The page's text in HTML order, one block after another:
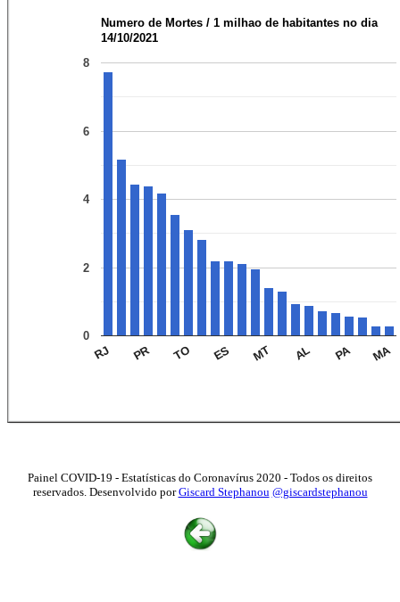
Numero de Mortes / 1 milhao de habitantes no dia
14/10/2021
RJ PR TO ES MT AL PA MA
0
2
4
6
8
Painel COVID-19 - Estatísticas do Coronavírus 2020 - Todos os direitos
reservados. Desenvolvido porGiscard Stephanou @giscardstephanou